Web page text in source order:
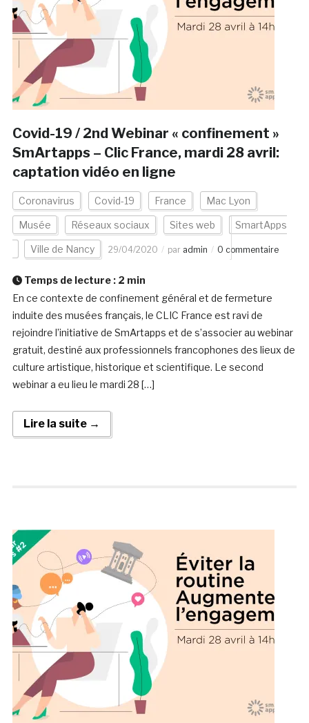
Covid-19 / 2nd Webinar « confinement »
SmArtapps – Clic France, mardi 28 avril:
captation vidéo en ligne
Coronavirus Covid-19 France Mac Lyon
Musée Réseaux sociaux Sites web SmartApps
Ville de Nancy 29/04/2020 par admin 0 commentaire
Temps de lecture : 2 min
En ce contexte de confinement général et de fermeture
induite des musées français, le CLIC France est ravi de
rejoindre l’initiative de SmArtapps et de s’associer au webinar
gratuit, destiné aux professionnels francophones des lieux de
culture artistique, historique et scientifique. Le second
webinar a eu lieu le mardi 28 […]
Lire la suite →